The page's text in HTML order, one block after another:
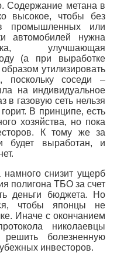
Содержание метана в
высокое, чтобы без
промышленных или
автомобилей нужна
улучшающая
(а при выработке
утилизировать
поскольку соседи –
на индивидуальное
в газовую сеть нельзя
В принципе, есть
хозяйства, но пока
К тому же за
будет выработан, и
снизит ущерб
полигона ТБО за счет
деньги бюджета. Но
чтобы японцы не
Иначе с окончанием
николаевцы
болезненную
инвесторов.